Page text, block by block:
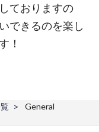
ておりますの
できるのを楽し
！
General